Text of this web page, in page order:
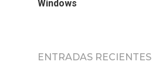
Windows
ENTRADAS RECIENTES